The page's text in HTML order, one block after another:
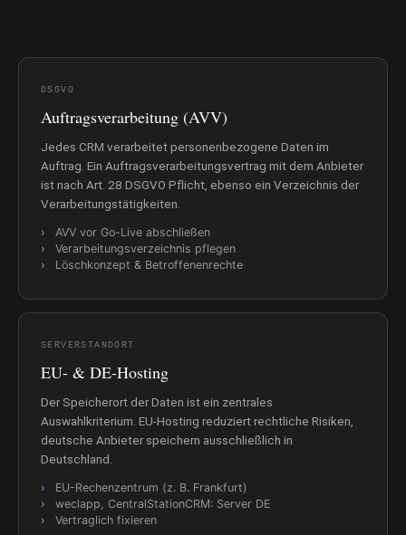
DSGVO
Auftragsverarbeitung (AVV)
Jedes CRM verarbeitet personenbezogene Daten im
Auftrag. Ein Auftragsverarbeitungsvertrag mit dem Anbieter
ist nach Art. 28 DSGVO Pflicht, ebenso ein Verzeichnis der
Verarbeitungstätigkeiten.
AVV vor Go-Live abschließen
Verarbeitungsverzeichnis pflegen
Löschkonzept & Betroffenenrechte
SERVERSTANDORT
EU- & DE-Hosting
Der Speicherort der Daten ist ein zentrales
Auswahlkriterium. EU-Hosting reduziert rechtliche Risiken,
deutsche Anbieter speichern ausschließlich in
Deutschland.
EU-Rechenzentrum (z. B. Frankfurt)
weclapp, CentralStationCRM: Server DE
Vertraglich fixieren